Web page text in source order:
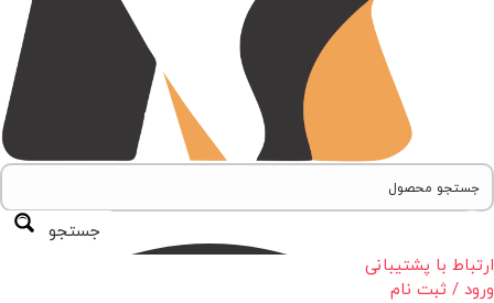
جستجو
ارتباط با پشتیبانی
ورود / ثبت نام